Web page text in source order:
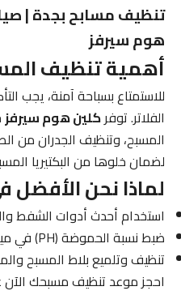
تنظيف مسابح بجدة |
هوم سيرفز
أهمية تنظيف
للاستمتاع بسباحة آمنة، يجب
الفلاتر. توفركلين هوم سيرفز
المسبح، وتنظيف الجدران من
لضمان خلوها من البكتيريا
لماذا نحن الأفضل
استخدام أحدث أدوات الشفط
ضبط نسبة الحموضة (PH) في مياه المسبح.
تنظيف وتلميع بلاط المسبح
احجز موعد تنظيف مسبحك الآن